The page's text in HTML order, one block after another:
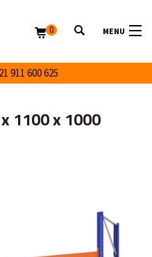
MENU
911 600 625
0
1100 x 1000